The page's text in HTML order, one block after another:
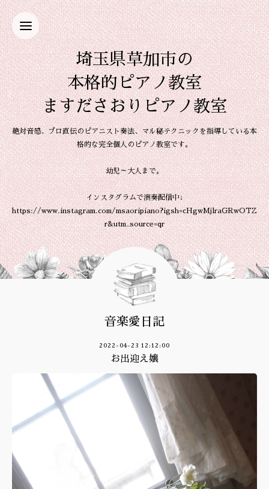
埼玉県草加市の
本格的ピアノ教室
ますださおりピアノ教室
絶対音感、プロ直伝のピアニスト奏法、マル秘テクニックを指導している本
格的な完全個人のピアノ教室です。
幼児～大人まで。
インスタグラムで演奏配信中↓
https://www.instagram.com/msaoripiano?igsh=cHgwMjlraGRwOTZ
r&utm_source=qr
音楽愛日記
2022-04-23 12:12:00
お出迎え嬢